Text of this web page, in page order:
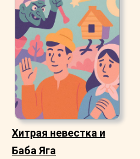
Хитрая невестка и
Баба Яга